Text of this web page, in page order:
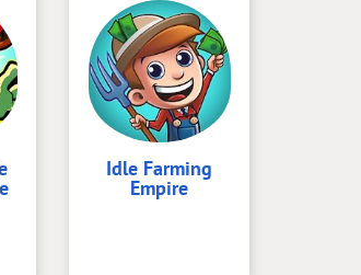
Idle Farming
Empire